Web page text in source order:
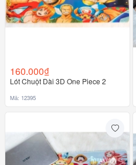
160.000₫
Lót Chuột Dài 3D One Piece 2
Mã: 12395